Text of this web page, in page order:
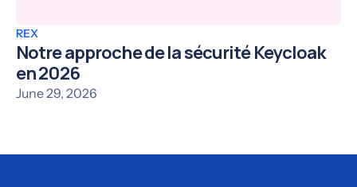
REX
Notre approche de la sécurité Keycloak
en 2026
June 29, 2026